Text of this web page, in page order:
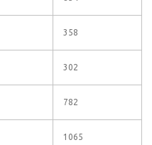
358
302
782
1065